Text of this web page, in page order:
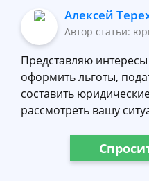
Алексей
Автор статьи:
Представляю
оформить льготы,
составить
рассмотреть вашу